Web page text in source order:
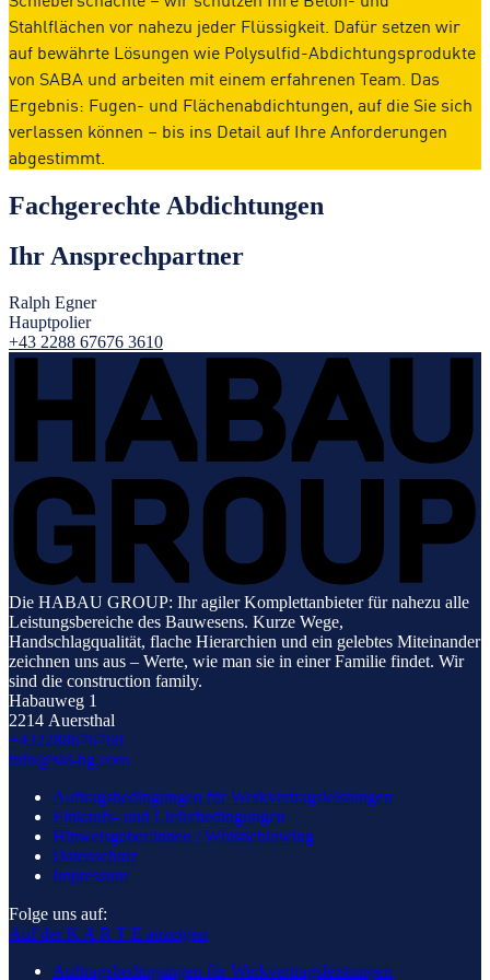
Stahlflächen vor nahezu jeder Flüssigkeit. Dafür setzen wir
auf bewährte Lösungen wie Polysulfid-Abdichtungsprodukte
von SABA und arbeiten mit einem erfahrenen Team. Das
Ergebnis: Fugen- und Flächenabdichtungen, auf die Sie sich
verlassen können – bis ins Detail auf Ihre Anforderungen
abgestimmt.
Fachgerechte Abdichtungen
Ihr Ansprechpartner
Ralph Egner
Hauptpolier
+43 2288 67676 3610
Die HABAU GROUP: Ihr agiler Komplettanbieter für nahezu alle
Leistungsbereiche des Bauwesens. Kurze Wege,
Handschlagqualität, flache Hierarchien und ein gelebtes Miteinander
zeichnen uns aus – Werte, wie man sie in einer Familie findet. Wir
sind die construction family.
Habauweg 1
2214 Auersthal
+432288676760
info@ski-hg.com
Auftragsbedingungen für Werkvertragsleistungen
Einkaufs- und Lieferbedingungen
Hinweisgeber:innen / Whistleblowing
Datenschutz
Impressum
Folge uns auf:
Auf der K A R T E anzeigen
Auftragsbedingungen für Werkvertragsleistungen